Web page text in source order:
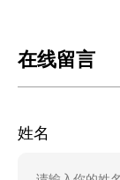
在线留言
姓名